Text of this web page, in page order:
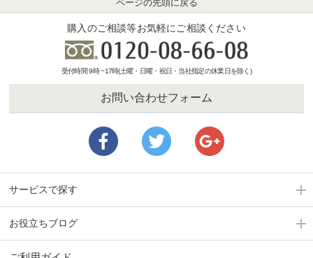
ページの先頭に戻る
購入のご相談等お気軽にご相談ください
受付時間 9時 ~17時(土曜・日曜・祝日・当社指定の休業日を除く)
お問い合わせフォーム
サービスで探す
お役立ちブログ